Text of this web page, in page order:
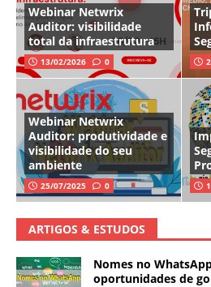
Webinar Netwrix
Auditor: visibilidade
total da infraestrutura
13/02/2026 0
Webinar Netwrix
Auditor: produtividade e
visibilidade do seu
ambiente
25/07/2025 0
ARTIGOS & ESTUDOS
Nomes no
oportunidades de